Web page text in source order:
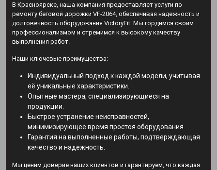
В Красноярске, наша компания предоставляет услуги по
ремонту беговой дорожки VF-2064, обеспечивая надежность и
долговечность оборудования VictoryFit. Мы гордимся своим
профессионализмом и стремимся к высокому качеству
выполнения работ.
Наши ключевые преимущества:
Индивидуальный подход к каждой модели, учитывая
её уникальные характеристики.
Опытные мастера, специализирующиеся на
продукции.
Быстрое устранение неисправностей,
минимизирующее время простоя оборудования.
Гарантия на выполненные работы, подтверждающая
качество и надежность.
Мы ценим доверие наших клиентов и гарантируем, что каждая